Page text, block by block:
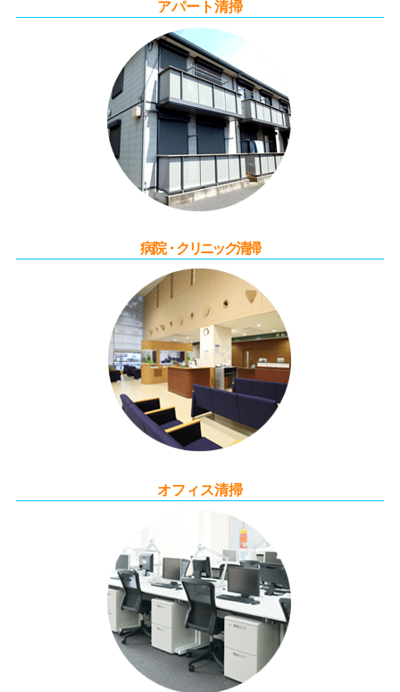
アパート清掃
病院・クリニック清掃
オフィス清掃